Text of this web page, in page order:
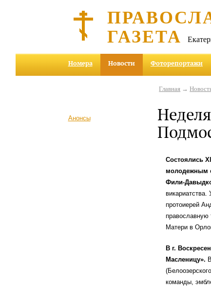
ГАЗЕТА
Номера Новости Фоторепортажи
Анонсы
Главная →
Состоялись
молодежным
Фили-
викариатства.
протоиерей
православную
Матери в
В г.
Масленицу».
команды,